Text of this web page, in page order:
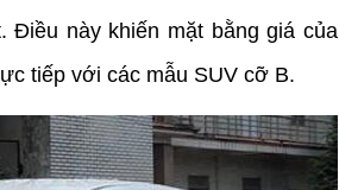
Điều này khiến mặt bằng giá của
tiếp với các mẫu SUV cỡ B.